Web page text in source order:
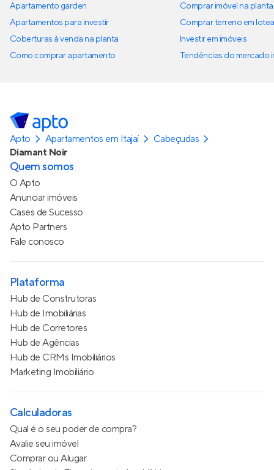
Apartamento garden
Apartamentos para investir
Coberturas à venda na planta
Como comprar apartamento
Comprar imóvel na planta
Comprar terreno em
Investir em imóveis
Tendências do mercado
Apto Apartamentos em Itajaí
Cabeçudas
Diamant Noir
Quem somos
O Apto
Anunciar imóveis
Cases de Sucesso
Apto Partners
Fale conosco
Plataforma
Hub de Construtoras
Hub de Imobiliárias
Hub de Corretores
Hub de Agências
Hub de CRMs Imobiliários
Marketing Imobiliário
Calculadoras
Qual é o seu poder de compra?
Avalie seu imóvel
Comprar ou Alugar